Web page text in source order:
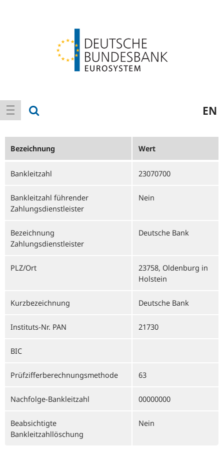
Hauptnavigation
Navigation anzeigen EN
Bezeichnung Wert
Bankleitzahl 23070700
Bankleitzahl führender
Zahlungsdienstleister
Nein
Bezeichnung
Zahlungsdienstleister
Deutsche Bank
PLZ/Ort
23758, Oldenburg in
Holstein
Kurzbezeichnung Deutsche Bank
Instituts-Nr. PAN 21730
BIC
Prüfzifferberechnungsmethode 63
Nachfolge-Bankleitzahl 00000000
Beabsichtigte
Bankleitzahllöschung
Nein